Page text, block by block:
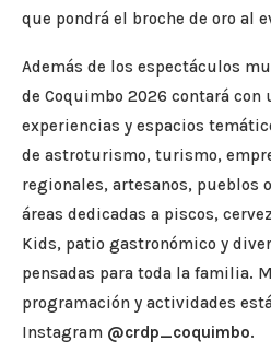
que pondrá el broche de oro al
Además de los espectáculos
de Coquimbo 2026 contará con
experiencias y espacios
de astroturismo, turismo,
regionales, artesanos, pueblos
áreas dedicadas a piscos,
Kids, patio gastronómico y
pensadas para toda la familia.
programación y actividades
Instagram @crdp_coquimbo.